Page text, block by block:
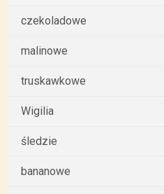
czekoladowe
malinowe
truskawkowe
Wigilia
śledzie
bananowe